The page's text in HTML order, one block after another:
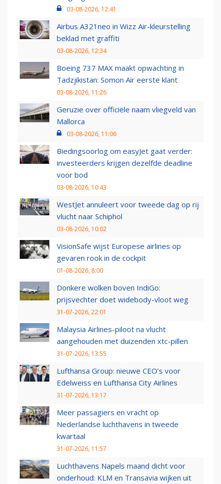
03-08-2026, 12:41
Airbus A321neo in Wizz Air-kleurstelling
beklad met graffiti
03-08-2026, 12:34
Boeing 737 MAX maakt opwachting in
Tadzjikistan: Somon Air eerste klant
03-08-2026, 11:26
Geruzie over officiële naam vliegveld van
Mallorca
03-08-2026, 11:06
Biedingsoorlog om easyJet gaat verder:
investeerders krijgen dezelfde deadline
voor bod
03-08-2026, 10:43
WestJet annuleert voor tweede dag op rij
vlucht naar Schiphol
03-08-2026, 10:02
VisionSafe wijst Europese airlines op
gevaren rook in de cockpit
01-08-2026, 8:00
Donkere wolken boven IndiGo:
prijsvechter doet widebody-vloot weg
31-07-2026, 22:01
Malaysia Airlines-piloot na vlucht
aangehouden met duizenden xtc-pillen
31-07-2026, 13:55
Lufthansa Group: nieuwe CEO’s voor
Edelweiss en Lufthansa City Airlines
31-07-2026, 13:17
Meer passagiers en vracht op
Nederlandse luchthavens in tweede
kwartaal
31-07-2026, 11:57
Luchthavens Napels maand dicht voor
onderhoud: KLM en Transavia wijken uit